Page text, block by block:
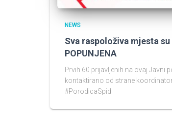
NEWS
Sva raspoloživa mjesta su
POPUNJENA
Prvih 60 prijavljenih na ovaj Javni
kontaktirano od strane
#PorodicaSpid